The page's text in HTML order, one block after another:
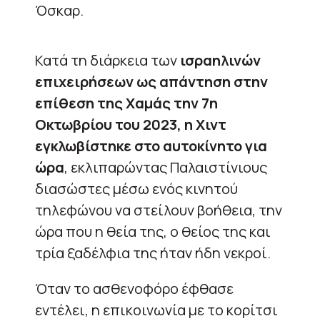
Όσκαρ.
Κατά τη διάρκεια των ισραηλινών
επιχειρήσεων ως απάντηση στην
επίθεση της Χαμάς την 7η
Οκτωβρίου του 2023, η Χιντ
εγκλωβίστηκε στο αυτοκίνητο για
ώρα, εκλιπαρώντας Παλαιστίνιους
διασώστες μέσω ενός κινητού
τηλεφώνου να στείλουν βοήθεια, την
ώρα που η θεία της, ο θείος της και
τρία ξαδέλφια της ήταν ήδη νεκροί.
Όταν το ασθενοφόρο έφθασε
εντέλει, η επικοινωνία με το κορίτσι